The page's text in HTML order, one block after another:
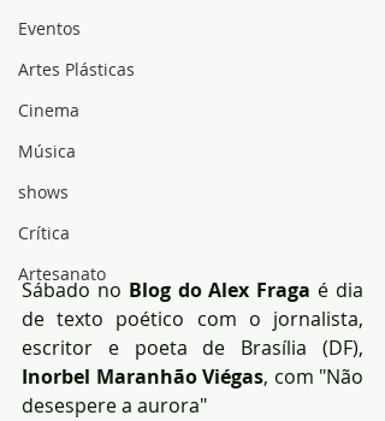
Eventos
Artes Plásticas
Cinema
Música
shows
Crítica
Artesanato
Sábado no Blog do Alex Fraga é dia
de texto poético com o jornalista,
escritor e poeta de Brasília (DF),
Inorbel Maranhão Viégas, com "Não
desespere a aurora"